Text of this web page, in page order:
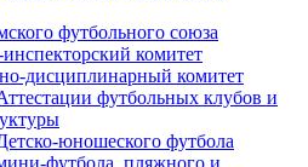
футбольного союза
комитет
дисциплинарный комитет
футбольных клубов и
юношеского футбола
футбола, пляжного и